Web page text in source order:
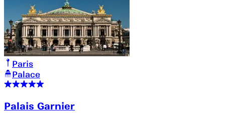
Paris
Palace
Palais Garnier